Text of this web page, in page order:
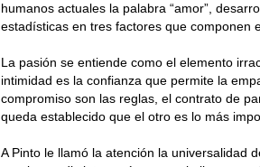
humanos actuales la palabra “amor”,
estadísticas en tres factores que componen
La pasión se entiende como el elemento
intimidad es la confianza que permite la
compromiso son las reglas, el contrato de
queda establecido que el otro es lo más
A Pinto le llamó la atención la universalidad